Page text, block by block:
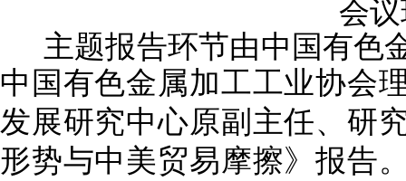
会
主题报告环节由中国有色
中国有色金属加工工业协会
发展研究中心原副主任、研
形势与中美贸易摩擦》报告